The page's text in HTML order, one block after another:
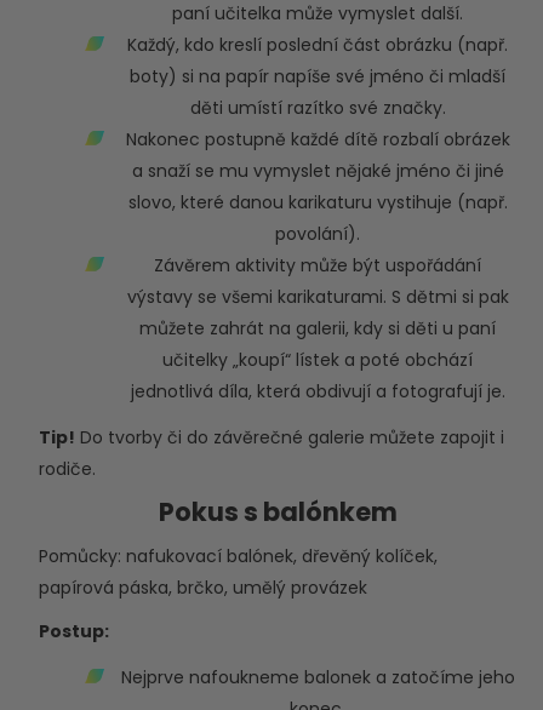
paní učitelka může vymyslet další.
Každý, kdo kreslí poslední část obrázku (např.
boty) si na papír napíše své jméno či mladší
děti umístí razítko své značky.
Nakonec postupně každé dítě rozbalí obrázek
a snaží se mu vymyslet nějaké jméno či jiné
slovo, které danou karikaturu vystihuje (např.
povolání).
Závěrem aktivity může být uspořádání
výstavy se všemi karikaturami. S dětmi si pak
můžete zahrát na galerii, kdy si děti u paní
učitelky „koupí“ lístek a poté obchází
jednotlivá díla, která obdivují a fotografují je.
Tip! Do tvorby či do závěrečné galerie můžete zapojit i
rodiče.
Pokus s balónkem
Pomůcky: nafukovací balónek, dřevěný kolíček,
papírová páska, brčko, umělý provázek
Postup:
Nejprve nafoukneme balonek a zatočíme jeho